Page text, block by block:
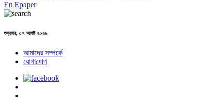
En Epaper
শুক্রবার, ০৭ আগষ্ট ২০২৬
আমাদের সম্পর্কে
যোগাযোগ